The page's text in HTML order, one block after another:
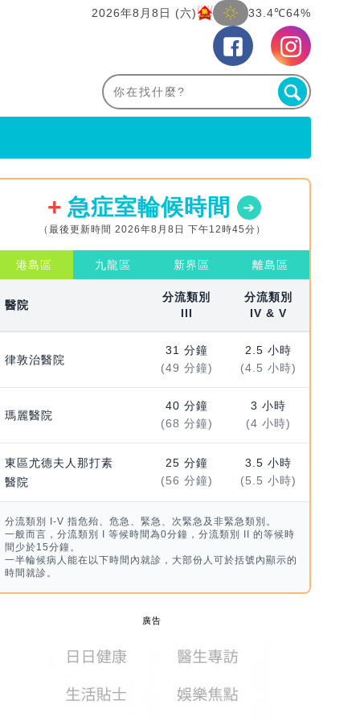
2026年8月8日 (六) 33.4℃64%
急症室輪候時間
（最後更新時間 2026年8月8日 下午12時45分）
港島區 九龍區 新界區 離島區
醫院
分流類別
III
分流類別
IV & V
律敦治醫院
31 分鐘
(49 分鐘)
2.5 小時
(4.5 小時)
瑪麗醫院
40 分鐘
(68 分鐘)
3 小時
(4 小時)
東區尤德夫人那打素
醫院
25 分鐘
(56 分鐘)
3.5 小時
(5.5 小時)
分流類別 I-V 指危殆、危急、緊急、次緊急及非緊急類別。
一般而言，分流類別 I 等候時間為0分鐘，分流類別 II 的等候時
間少於15分鐘。
一半輪候病人能在以下時間內就診，大部份人可於括號內顯示的
時間就診。
廣告